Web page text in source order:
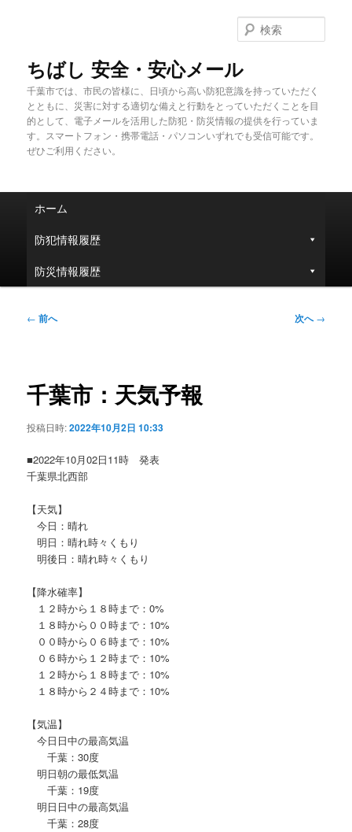
ちばし 安全・安心メール
千葉市では、市民の皆様に、日頃から高い防犯意識を持っていただく
とともに、災害に対する適切な備えと行動をとっていただくことを目
的として、電子メールを活用した防犯・防災情報の提供を行っていま
す。スマートフォン・携帯電話・パソコンいずれでも受信可能です。
ぜひご利用ください。
索
ュ
ホーム
防犯情報履歴
防災情報履歴
投
ゲ
ー
ョ
← 前へ 次へ→
千葉市：天気予報
投稿日時:2022年10月2日 10:33
■2022年10月02日11時 発表
千葉県北西部
【天気】
今日：晴れ
明日：晴れ時々くもり
明後日：晴れ時々くもり
【降水確率】
１２時から１８時まで：0%
１８時から００時まで：10%
００時から０６時まで：10%
０６時から１２時まで：10%
１２時から１８時まで：10%
１８時から２４時まで：10%
【気温】
今日日中の最高気温
千葉：30度
明日朝の最低気温
千葉：19度
明日日中の最高気温
千葉：28度